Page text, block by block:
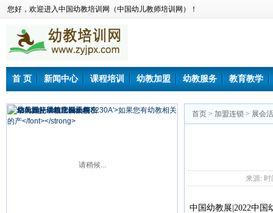
您好，欢迎进入中国幼教培训网（中国幼儿教师培训网）！
首 页 新闻中心 课程培训 幼教加盟 幼教服务 教育教学
请稍候...
首页 > 加盟连锁 > 展会
来源: 时
中国幼教展|2022中国